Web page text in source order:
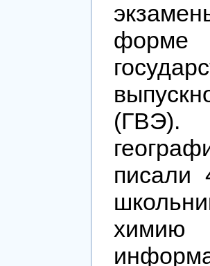
форме
писали